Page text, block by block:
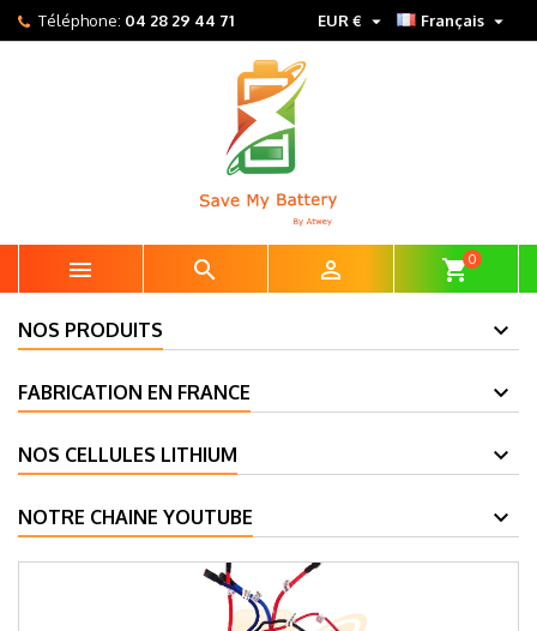
Téléphone: 04 28 29 44 71 Français 
EUR € 
   shopping_cart0
NOS PRODUITS
FABRICATION EN FRANCE
NOS CELLULES LITHIUM
NOTRE CHAINE YOUTUBE